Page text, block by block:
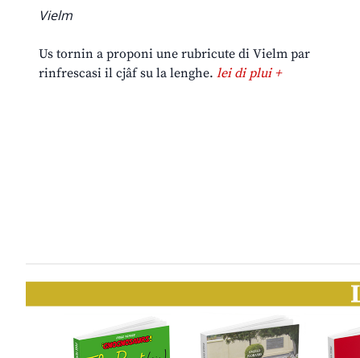
Vielm
Us tornin a proponi une rubricute di Vielm par
rinfrescasi il cjâf su la lenghe. lei di plui +